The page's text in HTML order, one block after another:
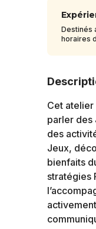
Destinés
horaires
Cet
parler des
des
Jeux,
bienfaits
stratégies